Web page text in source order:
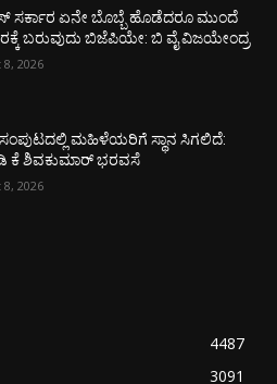
ಸರ್ಕಾರ ಏನೇ ಬೊಬ್ಬೆ ಹೊಡೆದರೂ ಮುಂದೆ
ಬರುವುದು ಬಿಜೆಪಿಯೇ: ಬಿ ವೈ ವಿಜಯೇಂದ್ರ
8, 2026
ಮಹಿಳೆಯರಿಗೆ ಸ್ಥಾನ ಸಿಗಲಿದೆ:
ಕೆ ಶಿವಕುಮಾರ್ ಭರವಸೆ
8, 2026
4487
3091